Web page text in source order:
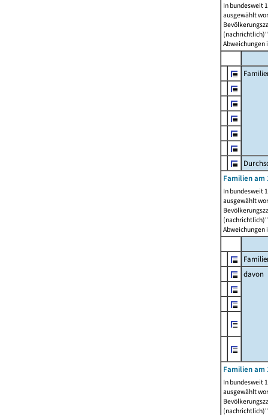
In bundesweit
ausgewählt
Abweichungen
Familien am
In bundesweit
ausgewählt
Abweichungen
davon
Familien am
In bundesweit
ausgewählt